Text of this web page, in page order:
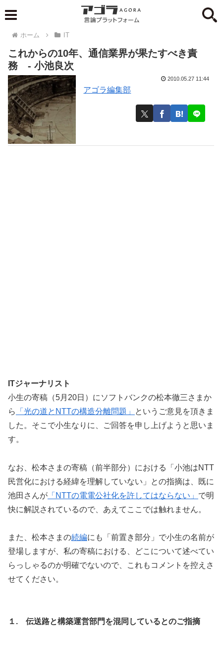
ホーム IT
これからの10年、通信業界が果たすべき責
務 - 小池良次
アゴラ編集部
2010.05.27 11:44
ITジャーナリスト
小生の寄稿（5月20日）にソフトバンクの松本徹三さまか
ら
「光の道とNTTの構造分離問題」
というご意見を頂きま
した。そこで小生なりに、ご回答を申し上げようと思いま
す。
なお、松本さまの寄稿（前半部分）における「小池はNTT
民営化における経緯を理解していない」との指摘は、既に
池田さんが 「NTTの電電公社化を許してはならない」 で明
快に解説されているので、あえてここでは触れません。
また、松本さまの続編にも「前置き部分」で小生の名前が
登場しますが、私の寄稿における、どこについて述べてい
らっしゃるのか明確でないので、これもコメントを控えさ
せてください。
１. 伝送路と構築運営部門を混同しているとのご指摘